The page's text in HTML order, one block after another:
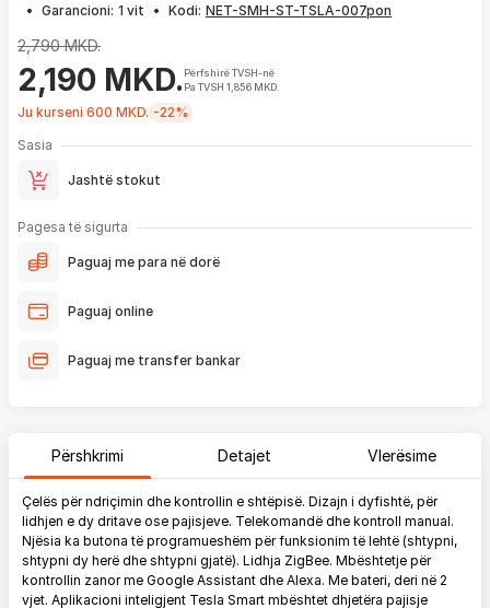
• Garancioni: 1 vit • Kodi:
2,790 MKD.
2,190 MKD.Përfshirë TVSH-në
Pa TVSH 1,856 MKD.
Ju kurseni 600 MKD. -22%
Sasia
Jashtë stokut
Pagesa të sigurta
Paguaj me para në dorë
Paguaj online
Paguaj me transfer bankar
Përshkrimi Detajet Vlerësime
Çelës për ndriçimin dhe kontrollin e shtëpisë. Dizajn i dyfishtë, për
lidhjen e dy dritave ose pajisjeve. Telekomandë dhe kontroll manual.
Njësia ka butona të programueshëm për funksionim të lehtë (shtypni,
shtypni dy herë dhe shtypni gjatë). Lidhja ZigBee. Mbështetje për
kontrollin zanor me Google Assistant dhe Alexa. Me bateri, deri në 2
vjet. Aplikacioni inteligjent Tesla Smart mbështet dhjetëra pajisje